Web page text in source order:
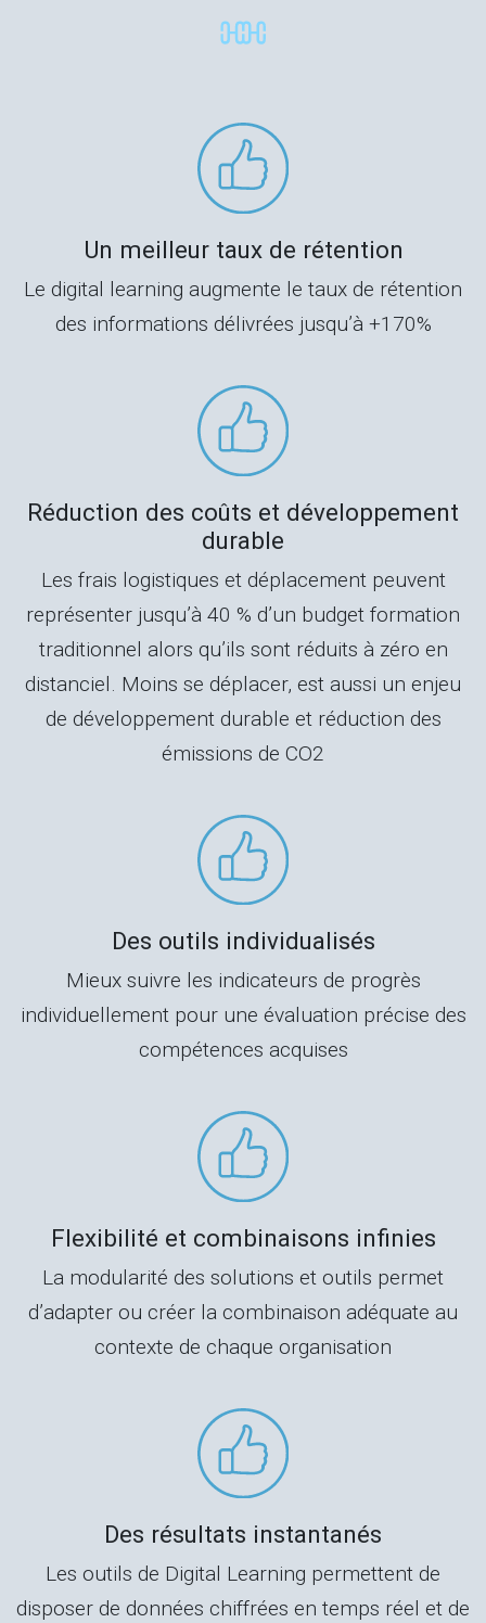
Un meilleur taux de rétention
Le digital learning augmente le taux de rétention
des informations délivrées jusqu’à +170%
Réduction des coûts et développement
durable
Les frais logistiques et déplacement peuvent
représenter jusqu’à 40 % d’un budget formation
traditionnel alors qu’ils sont réduits à zéro en
distanciel. Moins se déplacer, est aussi un enjeu
de développement durable et réduction des
émissions de CO2
Des outils individualisés
Mieux suivre les indicateurs de progrès
individuellement pour une évaluation précise des
compétences acquises
Flexibilité et combinaisons infinies
La modularité des solutions et outils permet
d’adapter ou créer la combinaison adéquate au
contexte de chaque organisation
Des résultats instantanés
Les outils de Digital Learning permettent de
disposer de données chiffrées en temps réel et de